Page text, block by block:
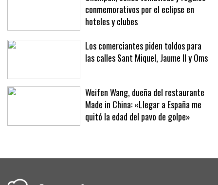
conmemorativos por el eclipse en
hoteles y clubes
Los comerciantes piden toldos para
las calles Sant Miquel, Jaume II y Oms
Weifen Wang, dueña del restaurante
Made in China: «Llegar a España me
quitó la edad del pavo de golpe»